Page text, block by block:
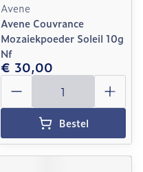
Avene
Avene Couvrance
Mozaiekpoeder Soleil 10g
Nf
€ 30,00
Aantal
Bestel